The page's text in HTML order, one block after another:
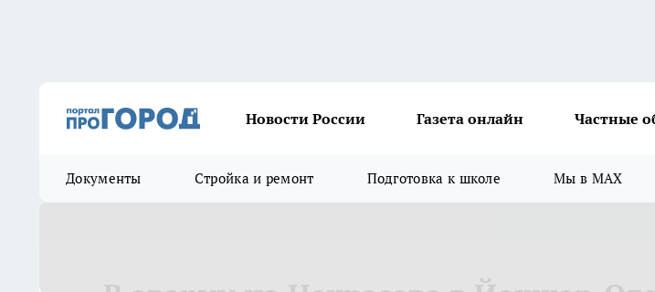
Новости России Газета онлайн Частные
Документы Стройка и ремонт Подготовка к школе Мы в MAX